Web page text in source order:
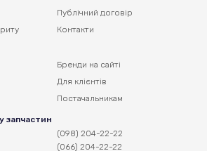
Публічний договір
Контакти
Бренди на сайті
Для клієнтів
Постачальникам
запчастин
(098) 204-22-22
(066) 204-22-22